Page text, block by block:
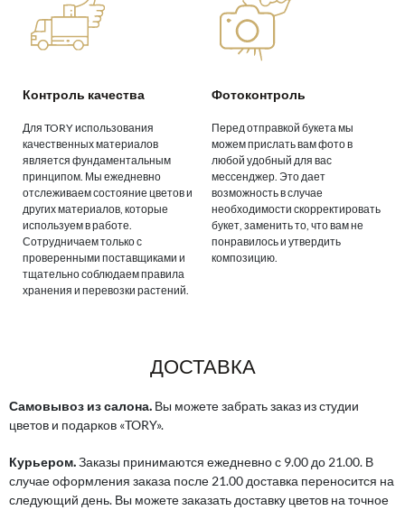
Контроль качества
Для TORY использования
качественных материалов
является фундаментальным
принципом. Мы ежедневно
отслеживаем состояние цветов и
других материалов, которые
используем в работе.
Сотрудничаем только с
проверенными поставщиками и
тщательно соблюдаем правила
хранения и перевозки растений.
Фотоконтроль
Перед отправкой букета мы
можем прислать вам фото в
любой удобный для вас
мессенджер. Это дает
возможность в случае
необходимости скорректировать
букет, заменить то, что вам не
понравилось и утвердить
композицию.
ДОСТАВКА
Самовывоз из салона. Вы можете забрать заказ из студии
цветов и подарков «TORY».
Курьером.Заказы принимаются ежедневно с 9.00 до 21.00. В
случае оформления заказа после 21.00 доставка переносится на
следующий день. Вы можете заказать доставку цветов на точное